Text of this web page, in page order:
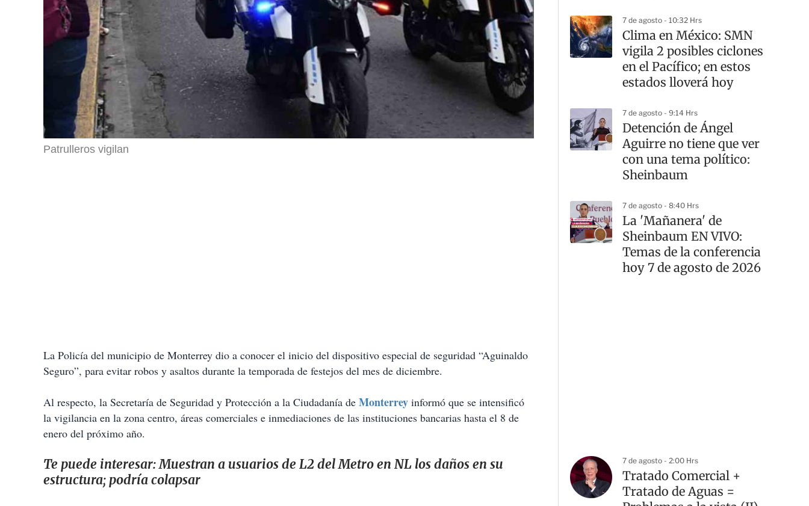
Patrulleros vigilan
La Policía del municipio de Monterrey dio a conocer el inicio del dispositivo especial de seguridad “Aguinaldo
Seguro”, para evitar robos y asaltos durante la temporada de festejos del mes de diciembre.
Al respecto, la Secretaría de Seguridad y Protección a la Ciudadanía de Monterrey informó que se intensificó
la vigilancia en la zona centro, áreas comerciales e inmediaciones de las instituciones bancarias hasta el 8 de
enero del próximo año.
Te puede interesar:Muestran a usuarios de L2 del Metro en NL los daños en su
estructura; podría colapsar
7 de agosto - 10:32 Hrs
Clima en México: SMN
vigila 2 posibles ciclones
en el Pacífico; en estos
estados lloverá hoy
7 de agosto - 9:14 Hrs
Detención de Ángel
Aguirre no tiene que ver
con una tema político:
Sheinbaum
7 de agosto - 8:40 Hrs
La 'Mañanera' de
Sheinbaum EN VIVO:
Temas de la conferencia
hoy 7 de agosto de 2026
7 de agosto - 2:00 Hrs
Tratado Comercial +
Tratado de Aguas =